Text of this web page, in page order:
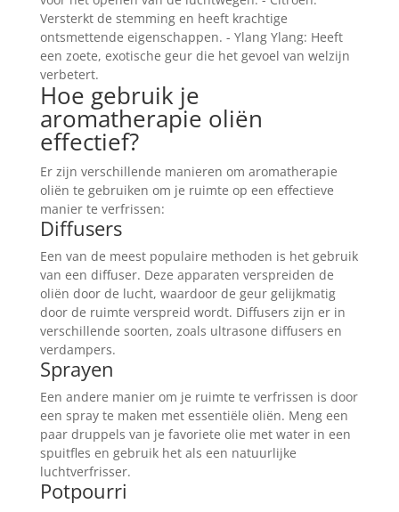
Versterkt de stemming en heeft krachtige
ontsmettende eigenschappen. - Ylang Ylang: Heeft
een zoete, exotische geur die het gevoel van welzijn
verbetert.
Hoe gebruik je
aromatherapie oliën
effectief?
Er zijn verschillende manieren om aromatherapie
oliën te gebruiken om je ruimte op een effectieve
manier te verfrissen:
Diffusers
Een van de meest populaire methoden is het gebruik
van een diffuser. Deze apparaten verspreiden de
oliën door de lucht, waardoor de geur gelijkmatig
door de ruimte verspreid wordt. Diffusers zijn er in
verschillende soorten, zoals ultrasone diffusers en
verdampers.
Sprayen
Een andere manier om je ruimte te verfrissen is door
een spray te maken met essentiële oliën. Meng een
paar druppels van je favoriete olie met water in een
spuitfles en gebruik het als een natuurlijke
luchtverfrisser.
Potpourri